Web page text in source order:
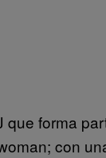
que forma
con